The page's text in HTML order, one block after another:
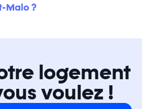
Que faire à Saint-Malo ?
logement
voulez !